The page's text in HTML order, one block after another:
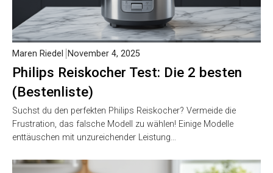
Philips Reiskocher Test: Die 2 besten
(Bestenliste)
Maren Riedel November 4, 2025
Suchst du den perfekten Philips Reiskocher? Vermeide die
Frustration, das falsche Modell zu wählen! Einige Modelle
enttäuschen mit unzureichender Leistung…